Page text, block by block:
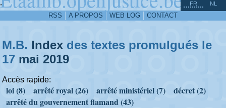
-
RSS A PROPOS WEB LOG CONTACT
FR NL
M.B. Index des textes promulgués le
17 mai 2019
Accès rapide:
loi (8) arrêté royal (26) arrêté ministériel (7)
décret (2)
arrêté du gouvernement flamand (43)
^